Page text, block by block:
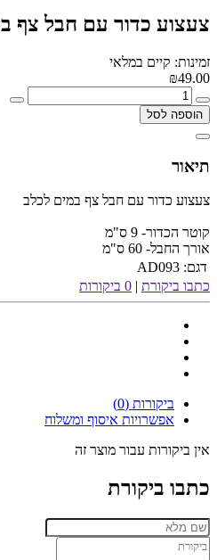
צעצוע כדור עם חבל צף
זמינות: קיים במלאי
₪49.00
הוספה לסל
תיאור
צעצוע כדור עם חבל צף במים לכלב
קוטר הכדור- 9 ס"מ
אורך החבל- 60 ס"מ
דגם: AD093
כתבו ביקורת | 0 ביקורות
ביקורות (0)
אפשרויות איסוף ומשלוח
אין ביקורות עבור מוצר זה
כתבו ביקורת